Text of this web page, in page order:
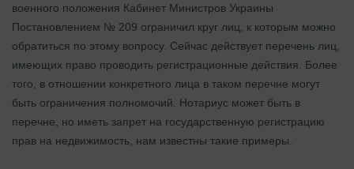
военного положения Кабинет Министров Украины
Постановлением № 209 ограничил круг лиц, к которым можно
обратиться по этому вопросу. Сейчас действует перечень лиц,
имеющих право проводить регистрационные действия. Более
того, в отношении конкретного лица в таком перечне могут
быть ограничения полномочий. Нотариус может быть в
перечне, но иметь запрет на государственную регистрацию
прав на недвижимость, нам известны такие примеры.